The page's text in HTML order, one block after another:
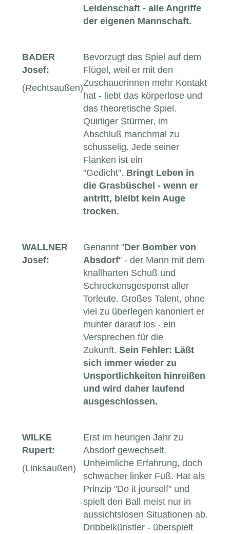
Leidenschaft - alle Angriffe
der eigenen Mannschaft.
BADER
Josef:
(Rechtsaußen)
Bevorzugt das Spiel auf dem
Flügel, weil er mit den
Zuschauerinnen mehr Kontakt
hat - liebt das körperlose und
das theoretische Spiel.
Quirliger Stürmer, im
Abschluß manchmal zu
schusselig. Jede seiner
Flanken ist ein
"Gedicht". Bringt Leben in
die Grasbüschel - wenn er
antritt, bleibt kein Auge
trocken.
WALLNER
Josef:
Genannt "Der Bomber von
Absdorf" - der Mann mit dem
knallharten Schuß und
Schreckensgespenst aller
Torleute. Großes Talent, ohne
viel zu überlegen kanoniert er
munter darauf los - ein
Versprechen für die
Zukunft. Sein Fehler: Läßt
sich immer wieder zu
Unsportlichkeiten hinreißen
und wird daher laufend
ausgeschlossen.
WILKE
Rupert:
(Linksaußen)
Erst im heurigen Jahr zu
Absdorf gewechselt.
Unheimliche Erfahrung, doch
schwacher linker Fuß. Hat als
Prinzip "Do it jourself" und
spielt den Ball meist nur in
aussichtslosen Situationen ab.
Dribbelkünstler - überspielt